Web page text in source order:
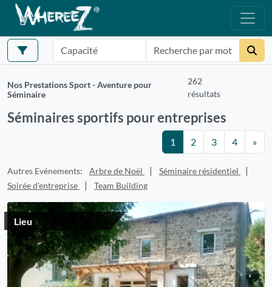
Nos Prestations Sport - Aventure pour
Séminaire
262
résultats
Séminaires sportifs pour entreprises
1 2 3 4 »
Autres Evénements: Arbre de Noël | Séminaire résidentiel |
Soirée d'entreprise | Team Building
Lieu